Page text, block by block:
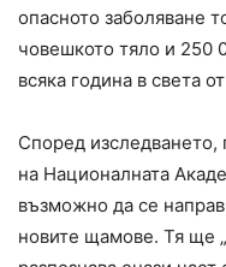
опасното заболяване
човешкото тяло и 250
всяка година в света
Според изследването,
на Националната
възможно да се
новите щамове. Тя ще